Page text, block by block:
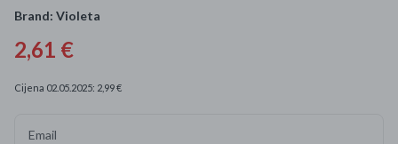
Roba s greškom
Brand: Violeta
2,61 €
Cijena 02.05.2025: 2,99 €
Email